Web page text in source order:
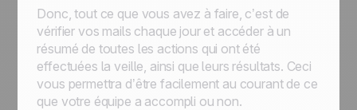
Donc, tout ce que vous avez à faire, c’est de
vérifier vos mails chaque jour et accéder à un
résumé de toutes les actions qui ont été
effectuées la veille, ainsi que leurs résultats. Ceci
vous permettra d’être facilement au courant de ce
que votre équipe a accompli ou non.